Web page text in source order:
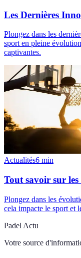
Les Dernières
Plongez dans les
sport en pleine
captivantes.
Actualités6 min
Tout savoir sur
Plongez dans les
cela impacte le sport et
Padel Actu
Votre source